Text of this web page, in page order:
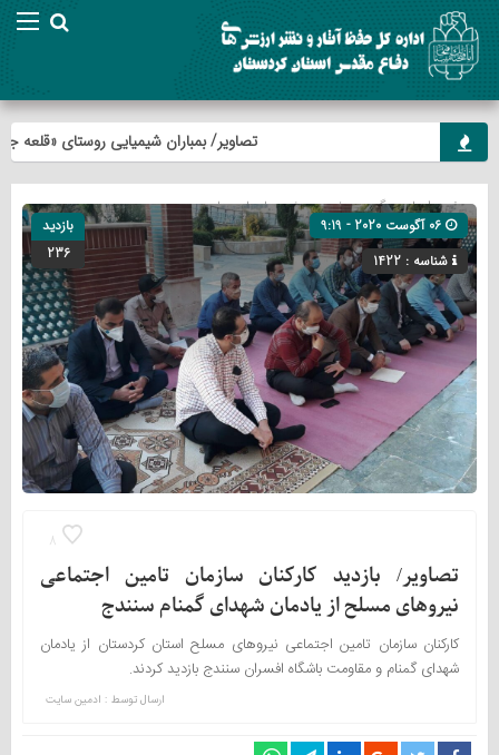
تصاویر/ بمباران شیمیایی روستای «قلعه جی»
صفحه اصلی» گروه »خبر»ویژه»یادمان ها
شناسه : 1422
بازدید
236
8
تصاویر/ بازدید کارکنان سازمان تامین اجتماعی
نیروهای مسلح از یادمان شهدای گمنام سنندج
کارکنان سازمان تامین اجتماعی نیروهای مسلح استان کردستان از یادمان
شهدای گمنام و مقاومت باشگاه افسران سنندج بازدید کردند.
ارسال توسط : ادمین سایت